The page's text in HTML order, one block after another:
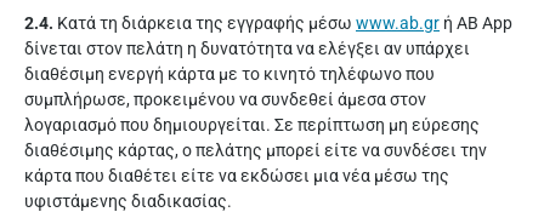
2.4. Κατά τη διάρκεια της εγγραφής μέσω www.ab.gr ή AB App
δίνεται στον πελάτη η δυνατότητα να ελέγξει αν υπάρχει
διαθέσιμη ενεργή κάρτα με το κινητό τηλέφωνο που
συμπλήρωσε, προκειμένου να συνδεθεί άμεσα στον
λογαριασμό που δημιουργείται. Σε περίπτωση μη εύρεσης
διαθέσιμης κάρτας, ο πελάτης μπορεί είτε να συνδέσει την
κάρτα που διαθέτει είτε να εκδώσει μια νέα μέσω της
υφιστάμενης διαδικασίας.